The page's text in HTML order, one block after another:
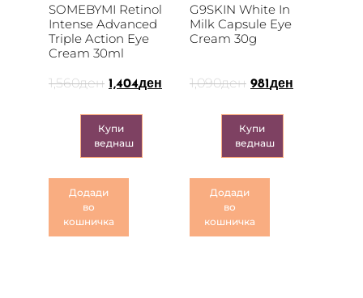
SOMEBYMI Retinol
Intense Advanced
Triple Action Eye
Cream 30ml
1,560ден 1,404ден
Купи
веднаш
Додади
во
кошничка
G9SKIN White In
Milk Capsule Eye
Cream 30g
1,090ден 981ден
Купи
веднаш
Додади
во
кошничка